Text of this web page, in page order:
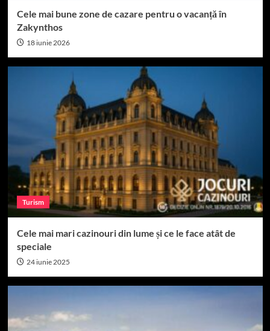
Cele mai bune zone de cazare pentru o vacanță în
Zakynthos
18 iunie 2026
Turism
Cele mai mari cazinouri din lume și ce le face atât de
speciale
24 iunie 2025